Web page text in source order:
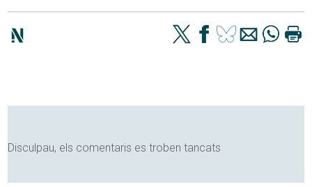
Disculpau, els comentaris es troben tancats